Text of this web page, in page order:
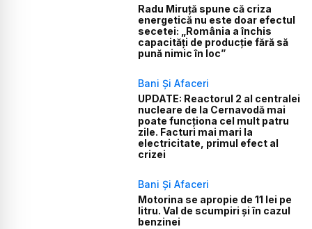
Radu Miruță spune că criza
energetică nu este doar efectul
secetei: „România a închis
capacități de producție fără să
pună nimic în loc”
Bani Și Afaceri
UPDATE: Reactorul 2 al centralei
nucleare de la Cernavodă mai
poate funcționa cel mult patru
zile. Facturi mai mari la
electricitate, primul efect al
crizei
Bani Și Afaceri
Motorina se apropie de 11 lei pe
litru. Val de scumpiri și în cazul
benzinei